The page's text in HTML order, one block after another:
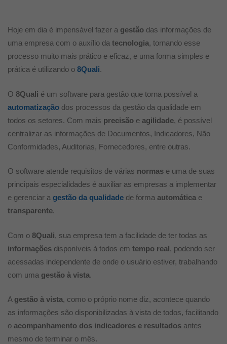
Hoje em dia é impensável fazer a gestão das informações de
uma empresa com o auxílio da tecnologia, tornando esse
processo muito mais prático e eficaz, e uma forma simples e
prática é utilizando o 8Quali.
O 8Quali é um software para gestão que torna possível a
automatização dos processos da gestão da qualidade em
todos os setores. Com mais precisão e agilidade, é possível
centralizar as informações de Documentos, Indicadores, Não
Conformidades, Auditorias, Fornecedores, entre outras.
O software atende requisitos de várias normas e uma de suas
principais especialidades é auxiliar as empresas a implementar
e gerenciar a gestão da qualidade de forma automática e
transparente.
Com o 8Quali, sua empresa tem a facilidade de ter todas as
informações disponíveis à todos em tempo real, podendo ser
acessadas independente de onde o usuário estiver, trabalhando
com uma gestão à vista.
A gestão à vista, como o próprio nome diz, acontece quando
as informações são disponibilizadas à vista de todos, facilitando
o acompanhamento dos indicadores e resultados antes
mesmo de terminar o mês.